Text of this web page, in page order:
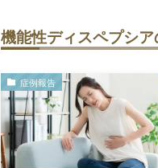
機能性ディスペプシ
症例報告